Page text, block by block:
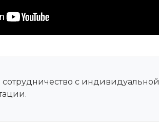
сотрудничество с индивидуальной